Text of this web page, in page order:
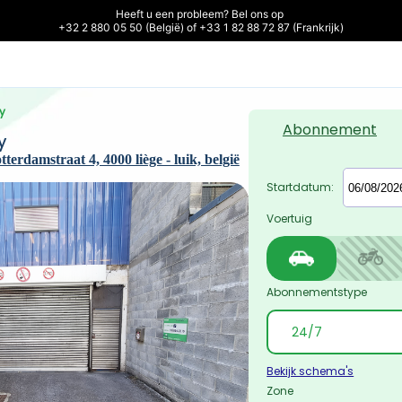
Heeft u een probleem? Bel ons op
+32 2 880 05 50 (België) of +33 1 82 88 72 87 (Frankrijk)
4, 4000 liège - luik, belgië
Abonnement
Startdatum:
Voertuig
Abonnementstype
Bekijk schema's
Zone